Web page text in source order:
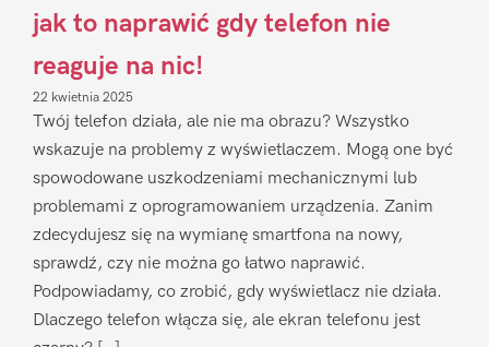
jak to naprawić gdy telefon nie
reaguje na nic!
22 kwietnia 2025
Twój telefon działa, ale nie ma obrazu? Wszystko
wskazuje na problemy z wyświetlaczem. Mogą one być
spowodowane uszkodzeniami mechanicznymi lub
problemami z oprogramowaniem urządzenia. Zanim
zdecydujesz się na wymianę smartfona na nowy,
sprawdź, czy nie można go łatwo naprawić.
Podpowiadamy, co zrobić, gdy wyświetlacz nie działa.
Dlaczego telefon włącza się, ale ekran telefonu jest